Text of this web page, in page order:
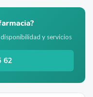
y servicios
62